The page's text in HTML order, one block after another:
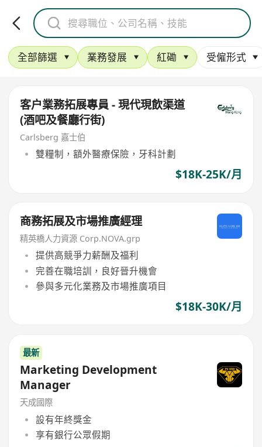
全部篩選 業務發展 紅磡 受僱形式
客户業務拓展專員 - 現代現飲渠道
(酒吧及餐廳行街)
Carlsberg 嘉士伯
雙糧制，額外醫療保險，牙科計劃
$18K-25K/月
商務拓展及市場推廣經理
精英橋人力資源 Corp.NOVA.grp
提供高競爭力薪酬及福利
完善在職培訓，良好晉升機會
參與多元化業務及市場推廣項目
$18K-30K/月
最新
Marketing Development
Manager
天成國際
設有年終獎金
享有銀行公眾假期